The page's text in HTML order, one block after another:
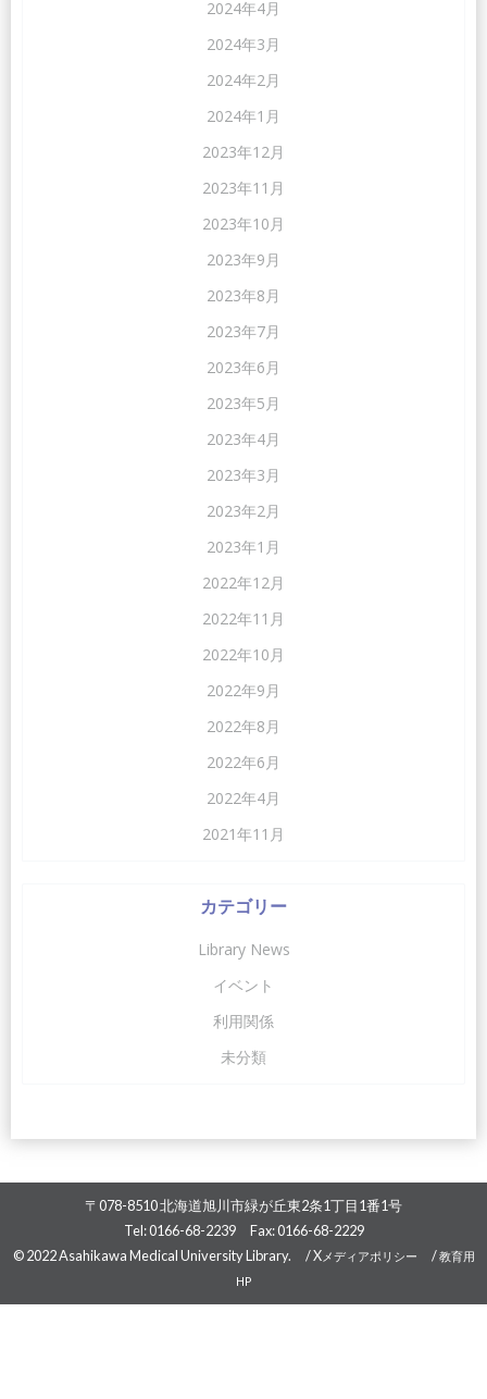
2024年4月
2024年3月
2024年2月
2024年1月
2023年12月
2023年11月
2023年10月
2023年9月
2023年8月
2023年7月
2023年6月
2023年5月
2023年4月
2023年3月
2023年2月
2023年1月
2022年12月
2022年11月
2022年10月
2022年9月
2022年8月
2022年6月
2022年4月
2021年11月
カテゴリー
Library News
イベント
利用関係
未分類
〒078-8510 北海道旭川市緑が丘東2条1丁目1番1号
Tel: 0166-68-2239 Fax: 0166-68-2229
© 2022 Asahikawa Medical University Library. /Xメディアポリシー /教育用
HP